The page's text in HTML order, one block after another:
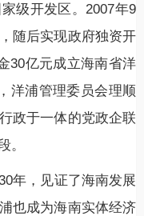
级开发区。2007年9
随后实现政府独资开
30亿元成立海南省洋
洋浦管理委员会理顺
政于一体的党政企联
。
年，见证了海南发展
也成为海南实体经济